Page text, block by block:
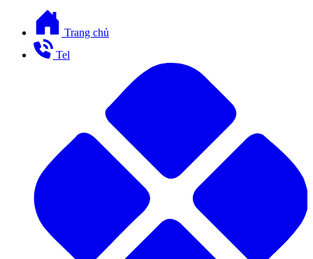
Trang chủ
Tel